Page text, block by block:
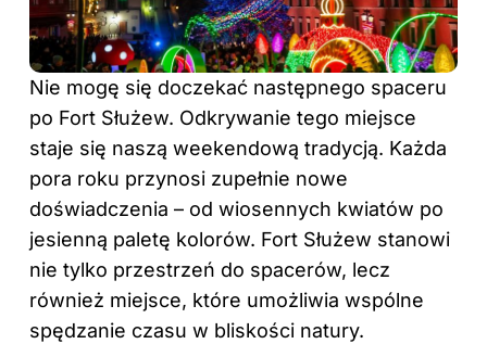
Nie mogę się doczekać następnego spaceru
po Fort Służew. Odkrywanie tego miejsce
staje się naszą weekendową tradycją. Każda
pora roku przynosi zupełnie nowe
doświadczenia – od wiosennych kwiatów po
jesienną paletę kolorów. Fort Służew stanowi
nie tylko przestrzeń do spacerów, lecz
również miejsce, które umożliwia wspólne
spędzanie czasu w bliskości natury.